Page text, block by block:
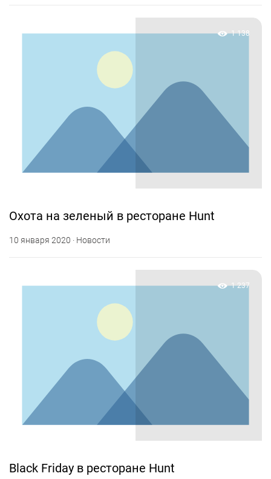
1 138
Охота на зеленый в ресторане Hunt
10 января 2020 · Новости
1 237
Black Friday в ресторане Hunt